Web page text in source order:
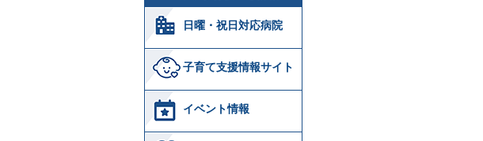
日曜・祝日対応病院
子育て支援情報サイト
イベント情報